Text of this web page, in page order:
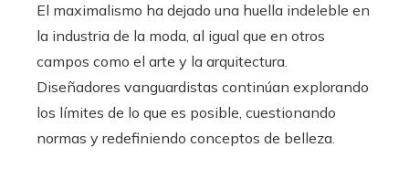
El maximalismo ha dejado una huella indeleble en
la industria de la moda, al igual que en otros
campos como el arte y la arquitectura.
Diseñadores vanguardistas continúan explorando
los límites de lo que es posible, cuestionando
normas y redefiniendo conceptos de belleza.